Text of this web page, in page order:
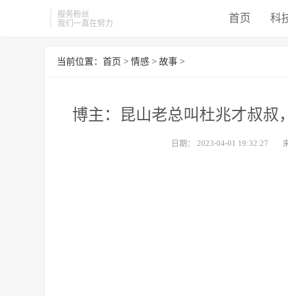
服务粉丝
我们一直在努力
首页 科
当前位置： 首页 > 情感 > 故事 >
博主：昆山老总叫杜兆才叔叔
日期： 2023-04-01 19:32:27